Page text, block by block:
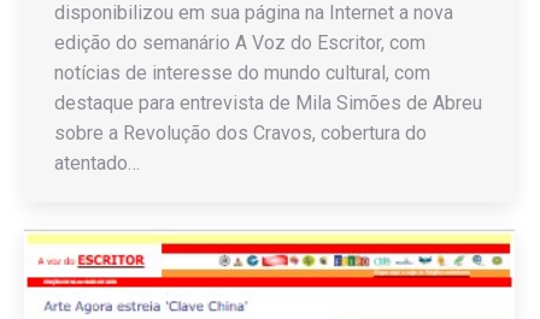
disponibilizou em sua página na Internet a nova
edição do semanário A Voz do Escritor, com
notícias de interesse do mundo cultural, com
destaque para entrevista de Mila Simões de Abreu
sobre a Revolução dos Cravos, cobertura do
atentado…